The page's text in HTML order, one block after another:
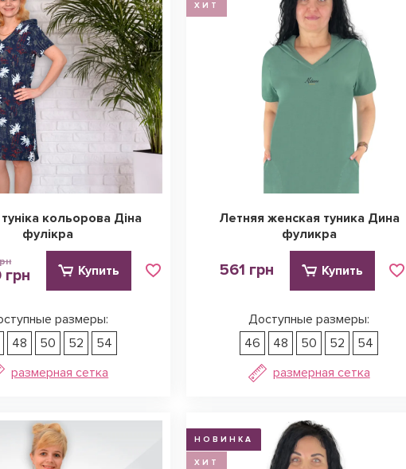
кольорова Діна
фулікра
Купить
размеры:
48
50 52
54
размерная сетка
ХИТ
Летняя женская туника Дина
фуликра
561 грн Купить
Доступные размеры:
46
48 50 52
54
размерная сетка
НОВИНКА
ХИТ